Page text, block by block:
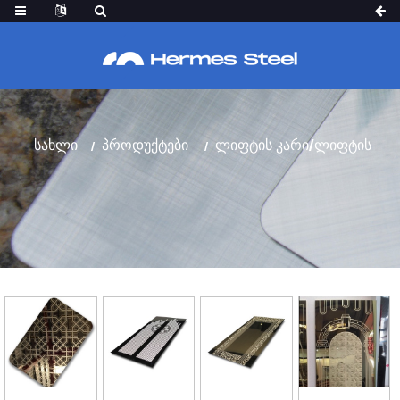
ᲚᲘᲤᲢᲘᲡ ᲙᲐᲠᲘ/ᲚᲘᲤᲢᲘᲡ ᲤᲣᲠᲪᲔᲚᲘ
Სახლი Პროდუქტები Ლიფტის Კარი/ლიფტის
Ფურცელი